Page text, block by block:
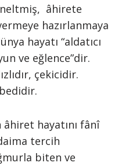
âhirete
hazırlanmaya
hayatı “aldatıcı
ve eğlence”dir.
çekicidir.
hayatını fânî
tercih
biten ve